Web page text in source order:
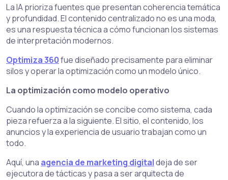
La IA prioriza fuentes que presentan coherencia temática
y profundidad. El contenido centralizado no es una moda,
es una respuesta técnica a cómo funcionan los sistemas
de interpretación modernos.
Optimiza 360fue diseñado precisamente para eliminar
silos y operar la optimización como un modelo único.
La optimización como modelo operativo
Cuando la optimización se concibe como sistema, cada
pieza refuerza a la siguiente. El sitio, el contenido, los
anuncios y la experiencia de usuario trabajan como un
todo.
Aquí, una agencia de marketing digitaldeja de ser
ejecutora de tácticas y pasa a ser arquitecta de